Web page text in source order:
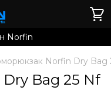
Norfin
Norfin Dry Bag
Bag 25 Nf